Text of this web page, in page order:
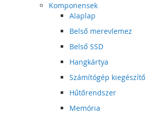
Komponensek
Alaplap
Belső merevlemez
Belső SSD
Hangkártya
Számítógép kiegészítő
Hűtőrendszer
Memória